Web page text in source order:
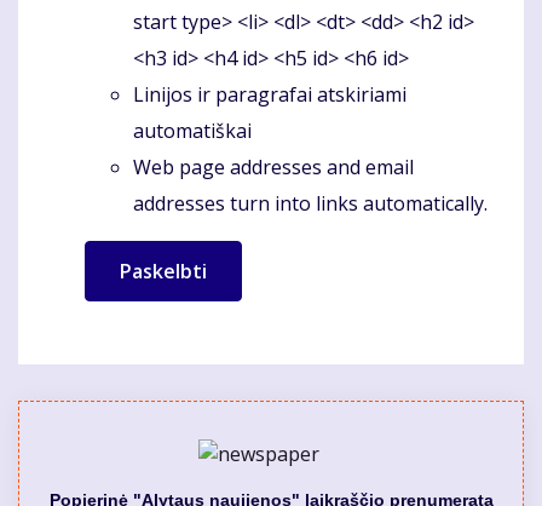
start type> <li> <dl> <dt> <dd> <h2 id>
<h3 id> <h4 id> <h5 id> <h6 id>
Linijos ir paragrafai atskiriami
automatiškai
Web page addresses and email
addresses turn into links automatically.
Popierinė "Alytaus naujienos" laikraščio prenumerata